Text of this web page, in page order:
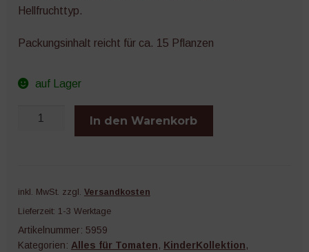
Hellfruchttyp.
Packungsinhalt reicht für ca. 15 Pflanzen
auf Lager
Gartenbande
In den Warenkorb
inkl. MwSt. zzgl. Versandkosten
Lieferzeit: 1-3 Werktage
Artikelnummer: 5959
Kategorien: Alles für Tomaten, KinderKollektion,